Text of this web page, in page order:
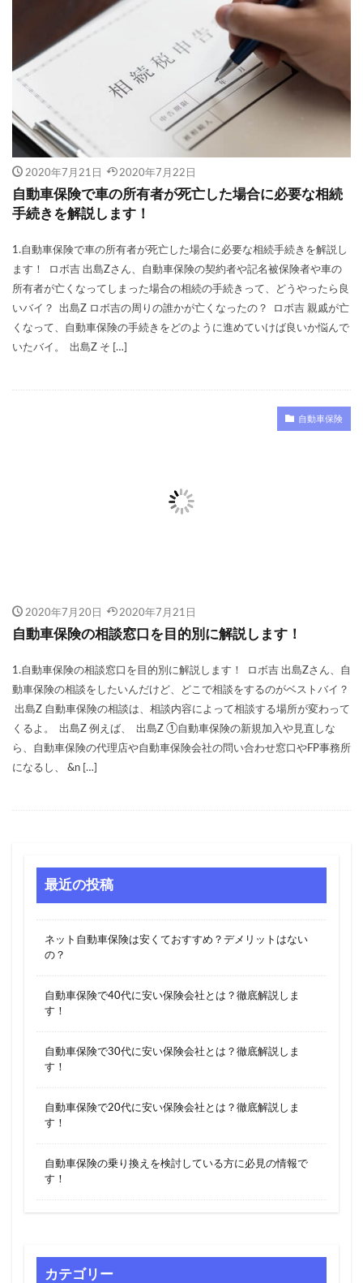
2020年7月21日 2020年7月22日
自動車保険で車の所有者が死亡した場合に必要な相続
手続きを解説します！
1.自動車保険で車の所有者が死亡した場合に必要な相続手続きを解説し
ます！ ロボ吉 出島Zさん、自動車保険の契約者や記名被保険者や車の
所有者が亡くなってしまった場合の相続の手続きって、どうやったら良
いバイ？ 出島Z ロボ吉の周りの誰かが亡くなったの？ ロボ吉 親戚が亡
くなって、自動車保険の手続きをどのように進めていけば良いか悩んで
いたバイ。 出島Z そ […]
自動車保険
2020年7月20日 2020年7月21日
自動車保険の相談窓口を目的別に解説します！
1.自動車保険の相談窓口を目的別に解説します！ ロボ吉 出島Zさん、自
動車保険の相談をしたいんだけど、どこで相談をするのがベストバイ？
出島Z 自動車保険の相談は、相談内容によって相談する場所が変わって
くるよ。 出島Z 例えば、 出島Z ①自動車保険の新規加入や見直しな
ら、自動車保険の代理店や自動車保険会社の問い合わせ窓口やFP事務所
になるし、 &n […]
最近の投稿
ネット自動車保険は安くておすすめ？デメリットはない
の？
自動車保険で40代に安い保険会社とは？徹底解説しま
す！
自動車保険で30代に安い保険会社とは？徹底解説しま
す！
自動車保険で20代に安い保険会社とは？徹底解説しま
す！
自動車保険の乗り換えを検討している方に必見の情報で
す！
カテゴリー